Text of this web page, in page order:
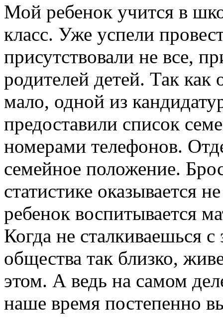
Мой ребенок учится в
класс. Уже успели
присутствовали не все,
родителей детей. Так как
мало, одной из
предоставили список
номерами телефонов.
семейное положение.
статистике оказывается
ребенок воспитывается
Когда не сталкиваешься
общества так близко,
этом. А ведь на самом
наше время постепенно